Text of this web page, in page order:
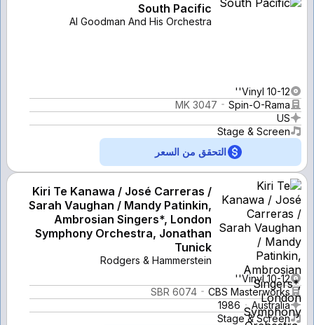
South Pacific
Al Goodman And His Orchestra
Vinyl 10-12''
Spin-O-Rama
MK 3047
US
Stage & Screen
التحقق من السعر
Kiri Te Kanawa / José Carreras /
Sarah Vaughan / Mandy Patinkin,
Ambrosian Singers*, London
Symphony Orchestra, Jonathan
Tunick
Rodgers & Hammerstein
Vinyl 10-12''
CBS Masterworks
SBR 6074
Australia
1986
Stage & Screen